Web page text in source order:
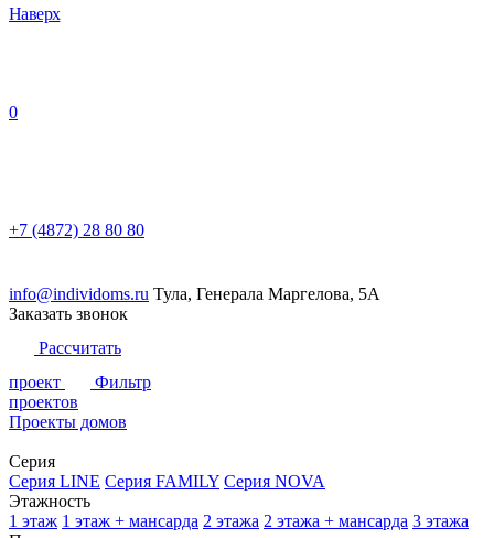
Наверх
0
+7 (4872) 28 80 80
info@individoms.ru Тула, Генерала Маргелова, 5А
Заказать звонок
Рассчитать
проект
Фильтр
проектов
Проекты домов
Серия
Серия LINE Серия FAMILY Серия NOVA
Этажность
1 этаж 1 этаж + мансарда 2 этажа 2 этажа + мансарда 3 этажа